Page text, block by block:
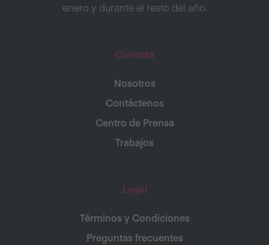
enero y durante el resto del año.
Conecta
Nosotros
Contáctenos
Centro de Prensa
Trabajos
Legal
Términos y Condiciones
Preguntas frecuentes